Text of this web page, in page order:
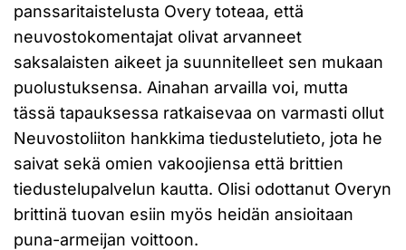
panssaritaistelusta Overy toteaa, että
neuvostokomentajat olivat arvanneet
saksalaisten aikeet ja suunnitelleet sen mukaan
puolustuksensa. Ainahan arvailla voi, mutta
tässä tapauksessa ratkaisevaa on varmasti ollut
Neuvostoliiton hankkima tiedustelutieto, jota he
saivat sekä omien vakoojiensa että brittien
tiedustelupalvelun kautta. Olisi odottanut Overyn
brittinä tuovan esiin myös heidän ansioitaan
puna-armeijan voittoon.